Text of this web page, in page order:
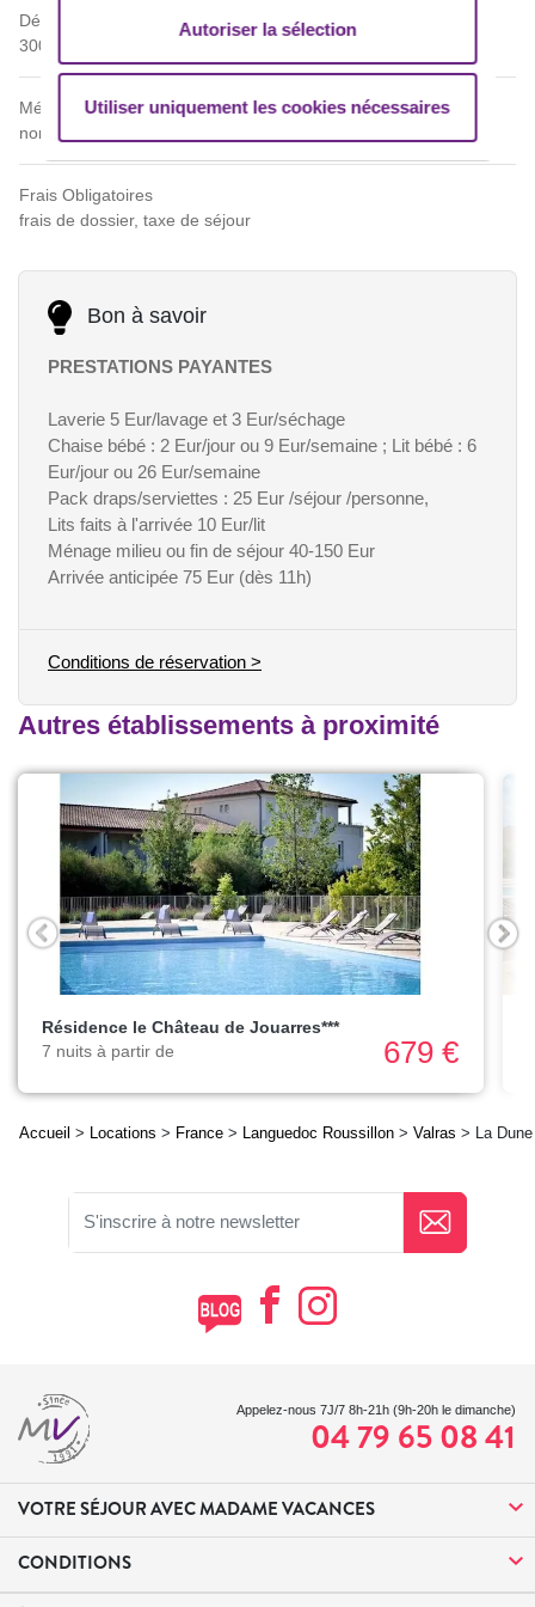
Autoriser la sélection
Utiliser uniquement les cookies nécessaires
Dépôt de garantie
300 Eur
Ménage
non inclus
Frais Obligatoires
frais de dossier, taxe de séjour
Bon à savoir
PRESTATIONS PAYANTES
Laverie 5 Eur/lavage et 3 Eur/séchage
Chaise bébé : 2 Eur/jour ou 9 Eur/semaine ; Lit bébé : 6
Eur/jour ou 26 Eur/semaine
Pack draps/serviettes : 25 Eur /séjour /personne,
Lits faits à l'arrivée 10 Eur/lit
Ménage milieu ou fin de séjour 40-150 Eur
Arrivée anticipée 75 Eur (dès 11h)
Conditions de réservation >
Autres établissements à proximité
Résidence le Château de Jouarres***
7 nuits à partir de
679 €
Accueil > Locations > France > Languedoc Roussillon > Valras > La Dune
Appelez-nous 7J/7 8h-21h (9h-20h le dimanche)
04 79 65 08 41
VOTRE SÉJOUR AVEC MADAME VACANCES
CONDITIONS